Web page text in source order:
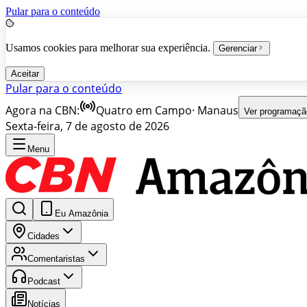
Pular para o conteúdo
Usamos cookies para melhorar sua experiência. Gerenciar
Aceitar
Pular para o conteúdo
Agora na CBN:
Quatro em Campo· Manaus Ver
Sexta-feira, 7 de agosto de 2026
Menu
Eu Amazônia
Cidades
Comentaristas
Podcast
Notícias